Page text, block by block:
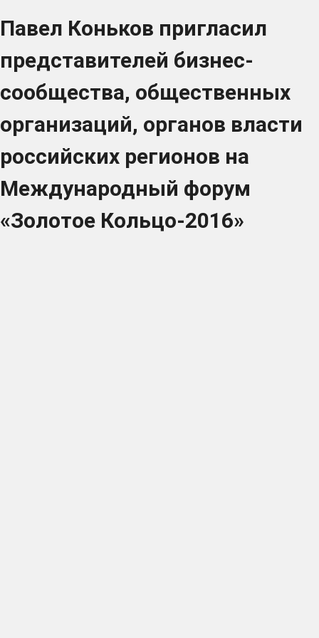
Павел Коньков пригласил
представителей бизнес-
сообщества, общественных
организаций, органов власти
российских регионов на
Международный форум
«Золотое Кольцо-2016»